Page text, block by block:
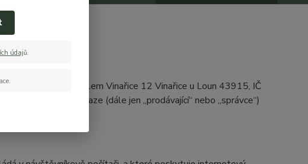
s.r.o., se sídlem Vinařice 12 Vinařice u Loun 43915, IČ
soudem v Praze (dále jen „prodávající“ nebo „správce“)
údajů.